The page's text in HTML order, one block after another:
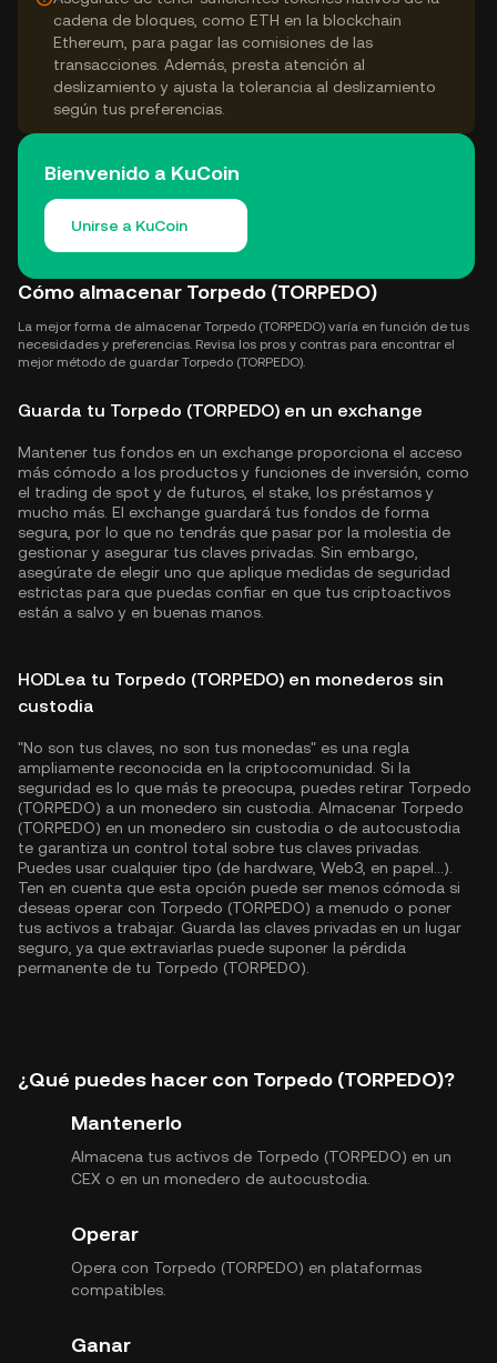
cadena de bloques, como ETH en la blockchain
Ethereum, para pagar las comisiones de las
transacciones. Además, presta atención al
deslizamiento y ajusta la tolerancia al deslizamiento
según tus preferencias.
Bienvenido a KuCoin
Unirse a KuCoin
Cómo almacenar Torpedo (TORPEDO)
La mejor forma de almacenar Torpedo (TORPEDO) varía en función de tus
necesidades y preferencias. Revisa los pros y contras para encontrar el
mejor método de guardar Torpedo (TORPEDO).
Guarda tu Torpedo (TORPEDO) en un exchange
Mantener tus fondos en un exchange proporciona el acceso
más cómodo a los productos y funciones de inversión, como
el trading de spot y de futuros, el stake, los préstamos y
mucho más. El exchange guardará tus fondos de forma
segura, por lo que no tendrás que pasar por la molestia de
gestionar y asegurar tus claves privadas. Sin embargo,
asegúrate de elegir uno que aplique medidas de seguridad
estrictas para que puedas confiar en que tus criptoactivos
están a salvo y en buenas manos.
HODLea tu Torpedo (TORPEDO) en monederos sin
custodia
"No son tus claves, no son tus monedas" es una regla
ampliamente reconocida en la criptocomunidad. Si la
seguridad es lo que más te preocupa, puedes retirar Torpedo
(TORPEDO) a un monedero sin custodia. Almacenar Torpedo
(TORPEDO) en un monedero sin custodia o de autocustodia
te garantiza un control total sobre tus claves privadas.
Puedes usar cualquier tipo (de hardware, Web3, en papel...).
Ten en cuenta que esta opción puede ser menos cómoda si
deseas operar con Torpedo (TORPEDO) a menudo o poner
tus activos a trabajar. Guarda las claves privadas en un lugar
seguro, ya que extraviarlas puede suponer la pérdida
permanente de tu Torpedo (TORPEDO).
¿Qué puedes hacer con Torpedo (TORPEDO)?
Mantenerlo
Almacena tus activos de Torpedo (TORPEDO) en un
CEX o en un monedero de autocustodia.
Operar
Opera con Torpedo (TORPEDO) en plataformas
compatibles.
Ganar